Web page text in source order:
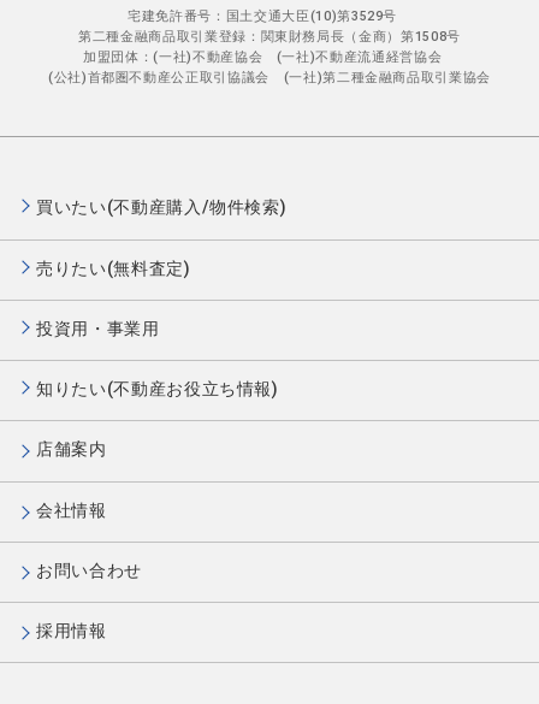
宅建免許番号：国土交通大臣(10)第3529号
第二種金融商品取引業登録：関東財務局長（金商）第1508号
加盟団体：(一社)不動産協会 (一社)不動産流通経営協会
(公社)首都圏不動産公正取引協議会 (一社)第二種金融商品取引業協会
買いたい(不動産購入/物件検索)
売りたい(無料査定)
投資用・事業用
知りたい(不動産お役立ち情報)
店舗案内
会社情報
お問い合わせ
採用情報